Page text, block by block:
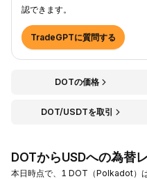
認できます。
TradeGPTに質問する
DOTの価格
DOT/USDTを取引
DOTからUSDへの為替
本日時点で、1 DOT（Polkadot）